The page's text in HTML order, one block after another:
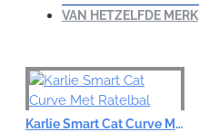
VAN HETZELFDE MERK
Karlie Smart Cat Curve Met Ratelbal